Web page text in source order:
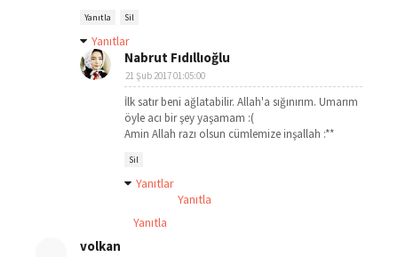
Yanıtla Sil
Yanıtlar
Nabrut Fıdıllıoğlu
21 Şub 2017 01:05:00
İlk satır beni ağlatabilir. Allah'a sığınırım. Umarım
öyle acı bir şey yaşamam :(
Amin Allah razı olsun cümlemize inşallah :**
Sil
Yanıtlar
Yanıtla
Yanıtla
volkan